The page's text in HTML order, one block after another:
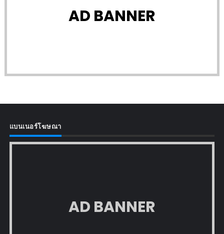
AD BANNER
แบนเนอร์โฆษณา
AD BANNER